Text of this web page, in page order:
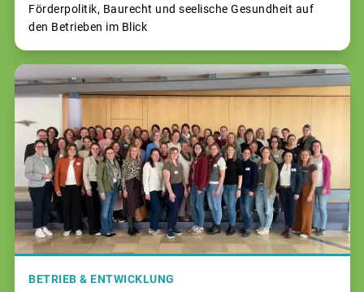
Förderpolitik, Baurecht und seelische Gesundheit auf
den Betrieben im Blick
BETRIEB & ENTWICKLUNG